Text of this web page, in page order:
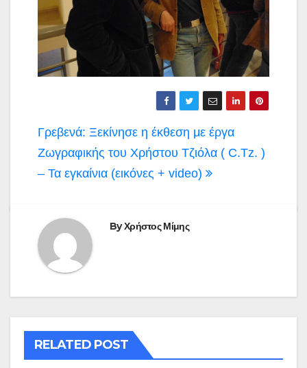
Πλοήγηση
άρθρων
Γρεβενά: Ξεκίνησε η έκθεση με έργα
Ζωγραφικής του Χρήστου Τζιόλα ( C.Tz. )
– Τα εγκαίνια (εικόνες + video)
ByΧρήστος Μίμης
RELATED POST